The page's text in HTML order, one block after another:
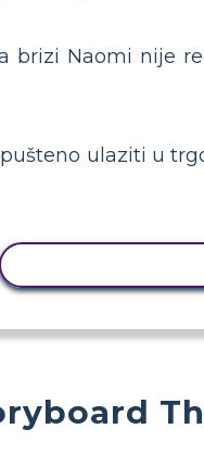
brizi Naomi nije
ulaziti u